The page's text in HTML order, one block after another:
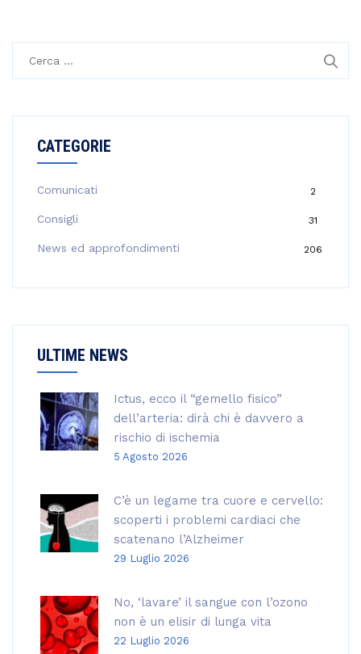
CATEGORIE
Comunicati 2
Consigli 31
News ed approfondimenti 206
ULTIME NEWS
Ictus, ecco il “gemello fisico”
dell’arteria: dirà chi è davvero a
rischio di ischemia
5 Agosto 2026
C’è un legame tra cuore e cervello:
scoperti i problemi cardiaci che
scatenano l’Alzheimer
29 Luglio 2026
No, ‘lavare’ il sangue con l’ozono
non è un elisir di lunga vita
22 Luglio 2026